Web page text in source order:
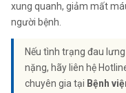
xung quanh, giảm mất
người bệnh.
Nếu tình trạng đau
nặng, hãy liên hệ
chuyên gia tại Bệnh